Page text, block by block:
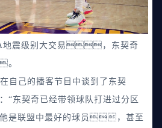
地震级别大交易，东契奇
。
自己的播客节目中谈到了东契
契奇已经带领球队打进过分区
是联盟中最好的球员，甚至